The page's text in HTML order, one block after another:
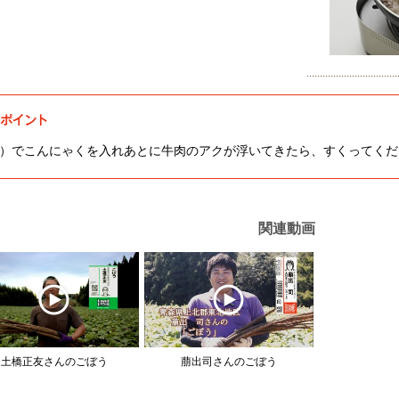
でこんにゃくを入れあとに牛肉のアクが浮いてきたら、すくってく
関連動画
土橋正友さんのごぼう 萠出司さんのごぼう